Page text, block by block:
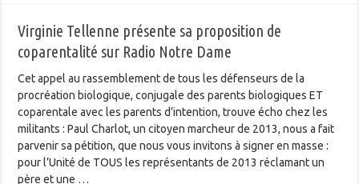
Virginie Tellenne présente sa proposition de
coparentalité sur Radio Notre Dame
Cet appel au rassemblement de tous les défenseurs de la
procréation biologique, conjugale des parents biologiques ET
coparentale avec les parents d’intention, trouve écho chez les
militants : Paul Charlot, un citoyen marcheur de 2013, nous a fait
parvenir sa pétition, que nous vous invitons à signer en masse :
pour l’Unité de TOUS les représentants de 2013 réclamant un
père et une …